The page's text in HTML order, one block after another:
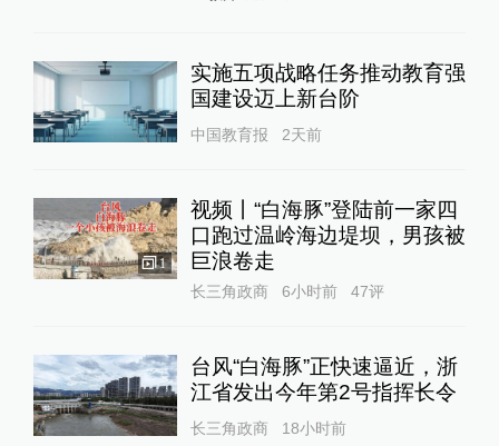
实施五项战略任务推动教育强
国建设迈上新台阶
中国教育报 2天前
1
视频丨“白海豚”登陆前一家四
口跑过温岭海边堤坝，男孩被
巨浪卷走
长三角政商 6小时前 47评
台风“白海豚”正快速逼近，浙
江省发出今年第2号指挥长令
长三角政商 18小时前